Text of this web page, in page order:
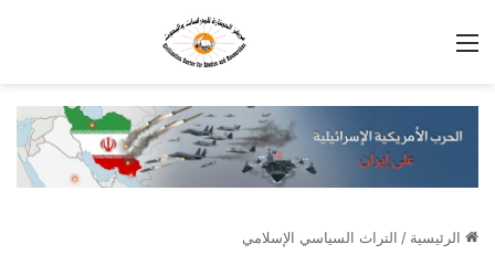
الرئيسية / التراث السياسي الإسلامي